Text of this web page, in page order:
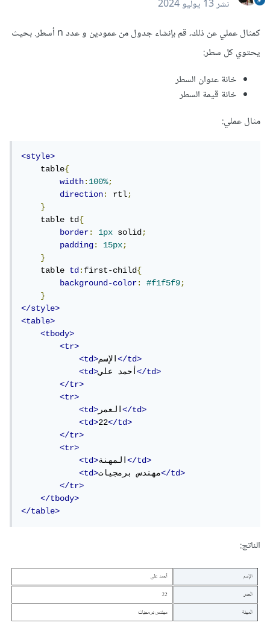
نشر13 يوليو 2024
كمثال عملي عن ذلك، قم بإنشاء جدول من عمودين و عدد n أسطر. بحيث
يحتوي كل سطر:
خانة عنوان السطر
خانة قيمة السطر
مثال عملي:
<style>
    table
{
width:100%;
direction: rtl;
}
    table td
{
border: 1px solid;
padding: 15px;
}
    table
td:first-child{
background-color: #f1f5f9;
}
</style>
<table>
<tbody>
<tr>
<td>الإسم</td>
<td>أحمد علي</td>
</tr>
<tr>
<td> العمر</td>
<td>22</td>
</tr>
<tr>
<td>المهنة</td>
<td>مهندس برمجيات</td>
</tr>
</tbody>
</table>
الناتج: